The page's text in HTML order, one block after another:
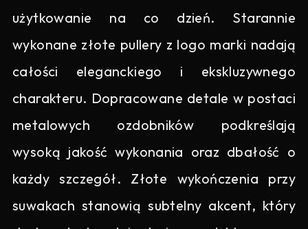
użytkowanie na co dzień. Starannie
wykonane złote pullery z logo marki nadają
całości eleganckiego i ekskluzywnego
charakteru. Dopracowane detale w postaci
metalowych ozdobników podkreślają
wysoką jakość wykonania oraz dbałość o
każdy szczegół. Złote wykończenia przy
suwakach stanowią subtelny akcent, który